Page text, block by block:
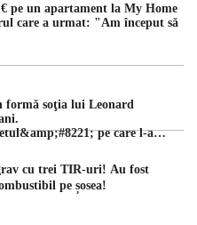
pe un apartament la My Home
care a urmat: "Am început să
formă soţia lui Leonard
pe care l-a
cu trei TIR-uri! Au fost
pe șosea!